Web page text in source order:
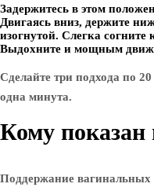
Задержитесь в этом
Двигаясь вниз, держите
изогнутой. Слегка согните
Выдохните и мощным
Сделайте три подхода по
одна минута.
Кому показан
Поддержание